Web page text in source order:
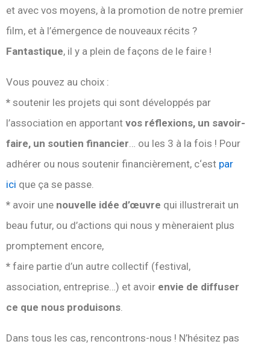
et avec vos moyens, à la promotion de notre premier
film, et à l’émergence de nouveaux récits ?
Fantastique, il y a plein de façons de le faire !
Vous pouvez au choix :
* soutenir les projets qui sont développés par
l’association en apportant vos réflexions, un savoir-
faire, un soutien financier … ou les 3 à la fois ! Pour
adhérer ou nous soutenir financièrement, c‘est par
ici que ça se passe.
* avoir une nouvelle idée d’œuvre qui illustrerait un
beau futur, ou d’actions qui nous y mèneraient plus
promptement encore,
* faire partie d’un autre collectif (festival,
association, entreprise…) et avoir envie de diffuser
ce que nous produisons
Dans tous les cas, rencontrons-nous ! N’hésitez pas